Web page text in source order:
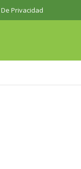
Privacidad